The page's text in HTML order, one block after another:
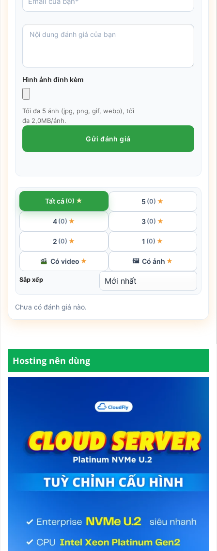
Hình ảnh đính kèm
Tối đa 5 ảnh (jpg, png, gif, webp), tối
đa 2,0MB/ảnh.
Gửi đánh giá
Tất cả (0) ★ 5 (0) ★
4 (0) ★ 3 (0) ★
2 (0) ★ 1 (0) ★
Có video ★ 🖼 Có ảnh ★
Sắp xếp
Chưa có đánh giá nào.
Hosting nên dùng